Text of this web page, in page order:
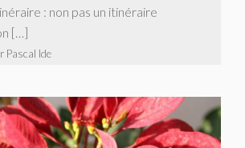
: non pas un itinéraire
[…]
Pascal Ide